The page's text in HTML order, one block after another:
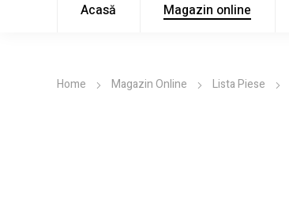
Acasă Magazin online
Home Magazin Online Lista Piese